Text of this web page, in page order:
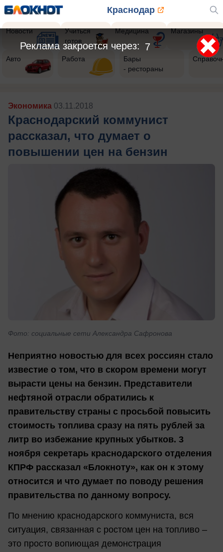
Краснодар
Новости
Учиться
готов
Медицина Магазины
Авто Работа
Бары
- рестораны
Экономика 03.11.2018
Краснодарский коммунист
рассказал, что думает о
повышении цен на бензин
Фото: социальные сети Александра Сафронова
Неприятно новостью для всех россиян стало
известие о том, что в скором времени могут
вырасти цены на бензин. Представители
нефтяной отрасли обратились к
правительству страны с просьбой повысить
стоимость топлива сразу на пять рублей за
литр во избежание крупных убытков. 3
ноября секретарь краснодарского отделения
КПРФ рассказал «Блокноту», как он к этому
относится и что думает по поводу решения
правительства по данному вопросу.
По мнению краснодарского коммуниста, вся
ситуация, связанная с ростом цен на топливо –
это просто вопиющая демонстрация
5
Реклама закроется через: